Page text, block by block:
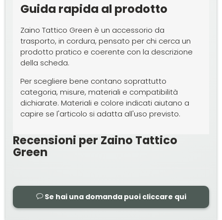
Guida rapida al prodotto
Zaino Tattico Green è un accessorio da
trasporto, in cordura, pensato per chi cerca un
prodotto pratico e coerente con la descrizione
della scheda.
Per scegliere bene contano soprattutto
categoria, misure, materiali e compatibilità
dichiarate. Materiali e colore indicati aiutano a
capire se l'articolo si adatta all'uso previsto.
Recensioni per Zaino Tattico
Green
Se hai una domanda puoi cliccare qui